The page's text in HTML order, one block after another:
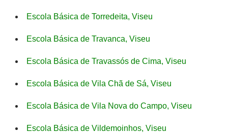
Escola Básica de Torredeita, Viseu
Escola Básica de Travanca, Viseu
Escola Básica de Travassós de Cima, Viseu
Escola Básica de Vila Chã de Sá, Viseu
Escola Básica de Vila Nova do Campo, Viseu
Escola Básica de Vildemoinhos, Viseu